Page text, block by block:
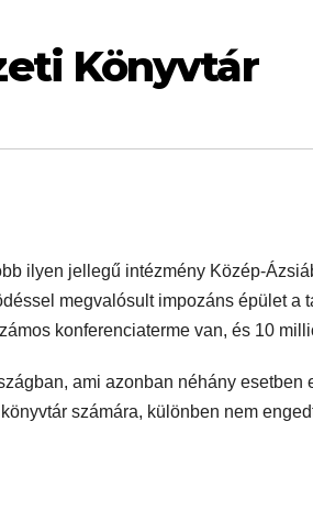
Könyvtár
ilyen jellegű intézmény Közép-
megvalósult impozáns épület a
konferenciaterme van, és 10
ami azonban néhány
számára, különben nem